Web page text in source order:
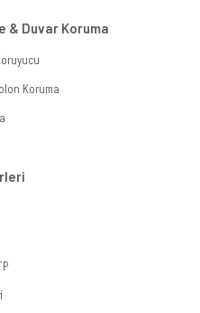
& Duvar Koruma
Koruma